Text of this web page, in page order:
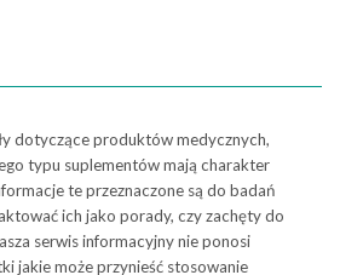
dotyczące produktów medycznych,
typu suplementów mają charakter
te przeznaczone są do badań
ich jako porady, czy zachęty do
serwis informacyjny nie ponosi
jakie może przynieść stosowanie